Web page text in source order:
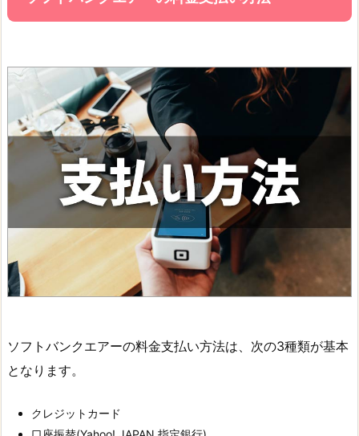
ソフトバンクエアーの料金支払い方法は、次の3種類が基本
となります。
クレジットカード